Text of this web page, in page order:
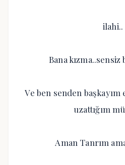
ilahi..
Bana
Ve ben senden
uzattığım
Aman Tanrım